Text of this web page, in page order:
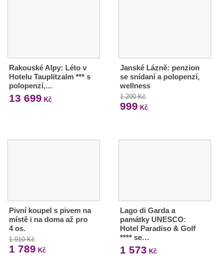
Rakouské Alpy: Léto v
Hotelu Tauplitzalm *** s
polopenzí,…
13 699 Kč
Janské Lázně: penzion
se snídaní a polopenzí,
wellness
1 200 Kč
999 Kč
Pivní koupel s pivem na
místě i na doma až pro
4 os.
1 910 Kč
1 789 Kč
Lago di Garda a
památky UNESCO:
Hotel Paradiso & Golf
**** se…
1 573 Kč